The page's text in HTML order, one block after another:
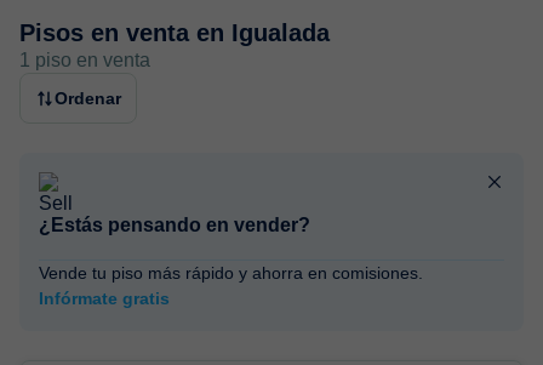
Pisos en venta en Igualada
1 piso en venta
Ordenar
¿Estás pensando en vender?
Vende tu piso más rápido y ahorra en comisiones.
Infórmate gratis